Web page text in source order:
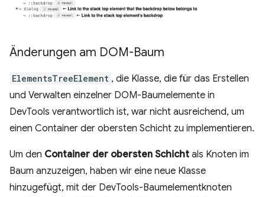
Änderungen am DOM-Baum
ElementsTreeElement , die Klasse, die für das Erstellen
und Verwalten einzelner DOM-Baumelemente in
DevTools verantwortlich ist, war nicht ausreichend, um
einen Container der obersten Schicht zu implementieren.
Um den Container der obersten Schicht als Knoten im
Baum anzuzeigen, haben wir eine neue Klasse
hinzugefügt, mit der DevTools-Baumelementknoten